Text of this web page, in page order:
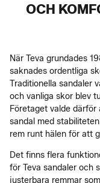
OCH
När Teva grundades
saknades ordentliga
Traditionella sandaler
och vanliga skor blev
Företaget valde
sandal med
rem runt hälen för att
Det finns flera
för Teva sandaler och
justerbara remmar